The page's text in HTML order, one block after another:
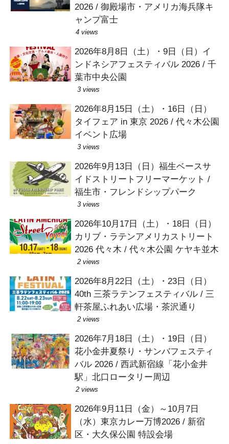
2026 / 御殿場市・アメリカ海兵隊キ
ャンプ富士
4 views
2026年8月8日（土）・9日（日）イ
ンドネシアフェスティバル 2026 / 千
葉市中央公園
3 views
2026年8月15日（土）・16日（日）
タイフェア in 東京 2026 / 代々木公園
イベント広場
3 views
2026年9月13日（日）福生ベースサ
イドストリートフリーマーケット /
福生市・フレンドシップパーク
3 views
2026年10月17日（土）・18日（日）
カリブ・ラテンアメリカストリート
2026 代々木 / 代々木公園 ケヤキ並木
2 views
2026年8月22日（土）・23日（日）
40th 三茶ラテンフェスティバル / 三
軒茶屋ふれあい広場・茶沢通り
2 views
2026年7月18日（土）・19日（日）
花小金井夏祭り・サンバフェスティ
バル 2026 / 西武新宿線「花小金井
駅」北口ロータリー周辺
2 views
2026年9月11日（金）～10月7日
（水）東京カレー万博2026 / 新宿
区・大久保公園 特設会場